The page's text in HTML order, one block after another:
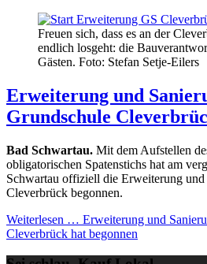
Freuen sich, dass es an der
endlich losgeht: die
Gästen. Foto: Stefan Setje-Eilers
Erweiterung und
Grundschule
Bad Schwartau. Mit dem Aufstellen
obligatorischen Spatenstichs hat am
Schwartau offiziell die Erweiterung
Cleverbrück begonnen.
Weiterlesen … Erweiterung und
Cleverbrück hat begonnen